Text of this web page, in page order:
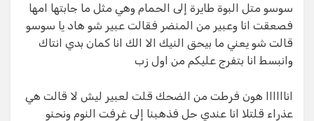
سوسو متل البوة طايرة إلى الحمام وهي مثل ما جابتها امها
فصعقت انا وعبير من المنضر فقالت عبير شو هاد يا سوسو
قالت شو يعني ما بيحق النيك الا الك انا كمان بدي انتاك
وانبسط انا بتفرج عليكم من اول زب
اناااااا هون فرطت من الضحك قلت لعبير ليش لا قالت هي
عذراء قلتلا انا عندي حل فذهبنا إلى غرفت النوم ونحنو